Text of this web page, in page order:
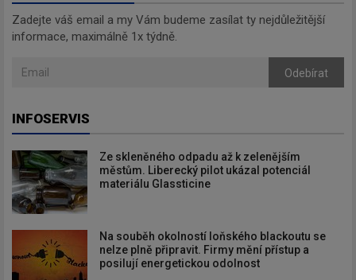
Zadejte váš email a my Vám budeme zasílat ty nejdůležitější
informace, maximálně 1x týdně.
Odebírat
INFOSERVIS
Ze skleněného odpadu až k zelenějším
městům. Liberecký pilot ukázal potenciál
materiálu Glassticine
Na souběh okolností loňského blackoutu se
nelze plně připravit. Firmy mění přístup a
posilují energetickou odolnost